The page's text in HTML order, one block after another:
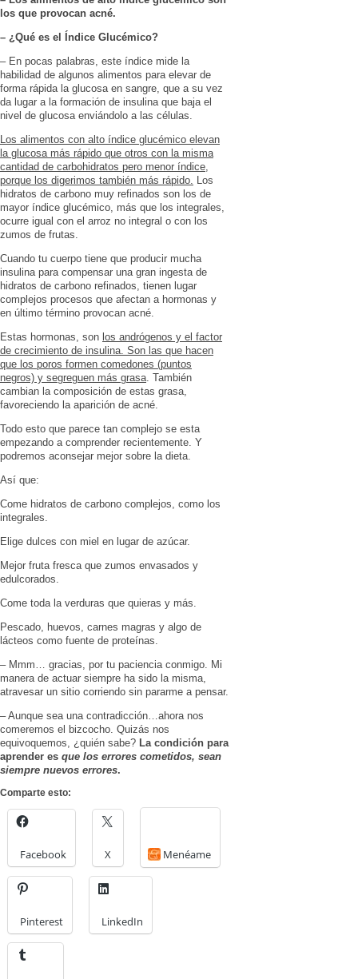
los que provocan acné.
– ¿Qué es el Índice Glucémico?
– En pocas palabras, este índice mide la
habilidad de algunos alimentos para elevar de
forma rápida la glucosa en sangre, que a su vez
da lugar a la formación de insulina que baja el
nivel de glucosa enviándolo a las células.
Los alimentos con alto índice glucémico elevan
la glucosa más rápido que otros con la misma
cantidad de carbohidratos pero menor índice,
porque los digerimos también más rápido. Los
hidratos de carbono muy refinados son los de
mayor índice glucémico, más que los integrales,
ocurre igual con el arroz no integral o con los
zumos de frutas.
Cuando tu cuerpo tiene que producir mucha
insulina para compensar una gran ingesta de
hidratos de carbono refinados, tienen lugar
complejos procesos que afectan a hormonas y
en último término provocan acné.
Estas hormonas, son los andrógenos y el factor
de crecimiento de insulina. Son las que hacen
que los poros formen comedones (puntos
negros) y segreguen más grasa . También
cambian la composición de estas grasa,
favoreciendo la aparición de acné.
Todo esto que parece tan complejo se esta
empezando a comprender recientemente. Y
podremos aconsejar mejor sobre la dieta.
Así que:
Come hidratos de carbono complejos, como los
integrales.
Elige dulces con miel en lugar de azúcar.
Mejor fruta fresca que zumos envasados y
edulcorados.
Come toda la verduras que quieras y más.
Pescado, huevos, carnes magras y algo de
lácteos como fuente de proteínas.
– Mmm… gracias, por tu paciencia conmigo. Mi
manera de actuar siempre ha sido la misma,
atravesar un sitio corriendo sin pararme a pensar.
– Aunque sea una contradicción…ahora nos
comeremos el bizcocho. Quizás nos
equivoquemos, ¿quién sabe? La condición para
aprender es que los errores cometidos, sean
siempre nuevos errores.
Comparte esto:
Facebook X Menéame
Pinterest LinkedIn